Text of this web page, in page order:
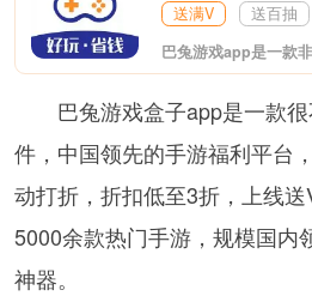
送满V 送百抽
巴兔游戏盒子app是一款
件，中国领先的手游福利平台
动打折，折扣低至3折，上线
5000余款热门手游，规模国内
神器。